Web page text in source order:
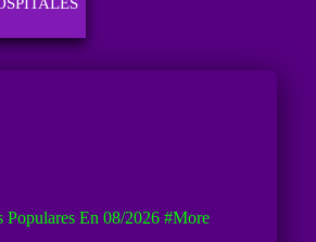
Populares En 08/2026 #more